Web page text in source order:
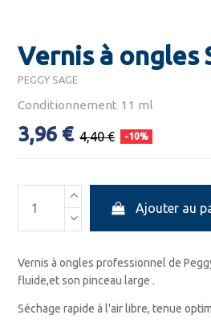
Vernis à ongles
PEGGY SAGE
Conditionnement 11 ml
3,96 € 4,40 € -10%
Ajouter au
Vernis à ongles professionnel de
fluide,et son pinceau large .
Séchage rapide à l'air libre, tenue